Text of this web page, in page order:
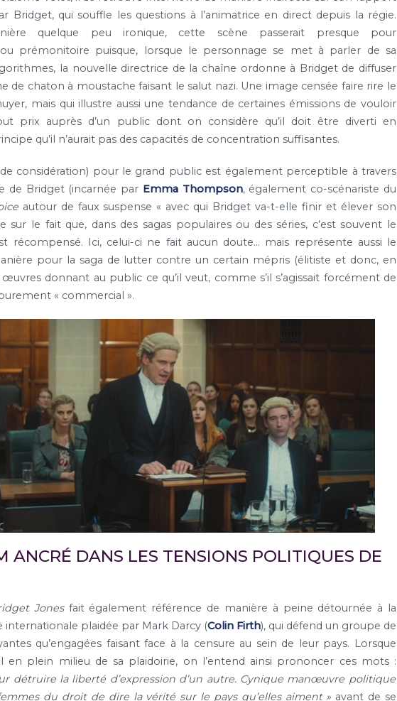
Bridget, qui souffle les questions à l’animatrice en direct depuis la régie.
quelque peu ironique, cette scène passerait presque pour
prémonitoire puisque, lorsque le personnage se met à parler de sa
la nouvelle directrice de la chaîne ordonne à Bridget de diffuser
de chaton à moustache faisant le salut nazi. Une image censée faire rire le
mais qui illustre aussi une tendance de certaines émissions de vouloir
prix auprès d’un public dont on considère qu’il doit être diverti en
qu’il n’aurait pas des capacités de concentration suffisantes.
considération) pour le grand public est également perceptible à travers
de Bridget (incarnée par Emma Thompson, également co-scénariste du
autour de faux suspense « avec qui Bridget va-t-elle finir et élever son
le fait que, dans des sagas populaires ou des séries, c’est souvent le
récompensé. Ici, celui-ci ne fait aucun doute… mais représente aussi le
pour la saga de lutter contre un certain mépris (élitiste et donc, en
œuvres donnant au public ce qu’il veut, comme s’il s’agissait forcément de
« commercial ».
ANCRÉ DANS LES TENSIONS POLITIQUES DE
Jonesfait également référence de manière à peine détournée à la
internationale plaidée par Mark Darcy (Colin Firth), qui défend un groupe de
qu’engagées faisant face à la censure au sein de leur pays. Lorsque
en plein milieu de sa plaidoirie, on l’entend ainsi prononcer ces mots :
détruire la liberté d’expression d’un autre. Cynique manœuvre politique
du droit de dire la vérité sur le pays qu’elles aiment » avant de se